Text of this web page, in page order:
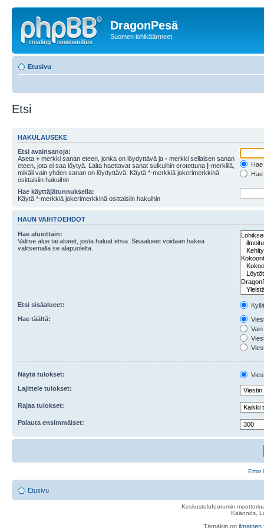
DragonPesä
Suomen lohikäärmeet
Etusivu
Etsi
HAKULAUSEKE
Etsi avainsanoja:
Aseta + merkki sanan eteen, jonka on löydyttävä ja - merkki sellaisen sanan
eteen, jota ei saa löytyä. Laita haettavat sanat sulkuihin erotettuna |-merkillä,
mikäli vain yhden sanan on löydyttävä. Käytä *-merkkiä jokerimerkkinä
osittaisiin hakuihin
Hae käyttäjätunnuksella:
Käytä *-merkkiä jokerimerkkinä osittaisiin hakuihin
HAUN VAIHTOEHDOT
Hae alueittain:
Valitse alue tai alueet, josta haluat etsiä. Sisäalueet voidaan hakea
valitsemalla se alapuolelta.
Etsi sisäalueet:
Hae täältä:
Näytä tulokset:
Lajittele tulokset:
Rajaa tulokset:
Palauta ensimmäiset:
Error
Etusivu
Keskustelufoorumin
Käännös,
Tämäkin on ilmainen